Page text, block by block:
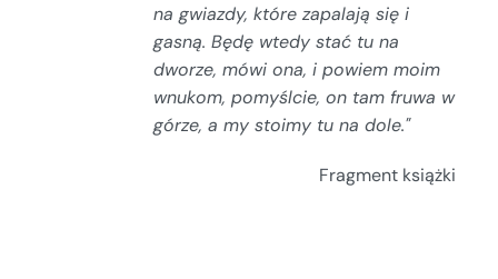
na gwiazdy, które zapalają się i
gasną.Będę wtedy stać tu na
dworze, mówi ona, i powiem moim
wnukom, pomyślcie, on tam fruwa w
górze, a my stoimy tu na dole."
Fragment książki